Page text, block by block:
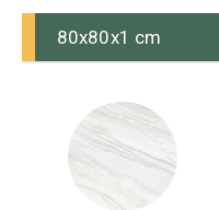
80x80x1 cm